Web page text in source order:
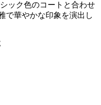
ック色のコートと合わせ
で華やかな印象を演出し